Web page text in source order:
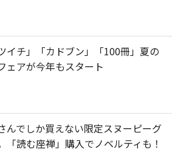
イチ」「カドブン」「100冊」夏の
ェアが今年もスタート
んでしか買えない限定スヌーピーグ
「読む座禅」購入でノベルティも！